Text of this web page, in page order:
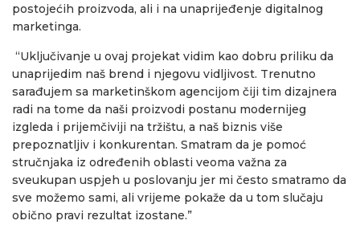
postojećih proizvoda, ali i na unaprijeđenje digitalnog
marketinga.
“Uključivanje u ovaj projekat vidim kao dobru priliku da
unaprijedim naš brend i njegovu vidljivost. Trenutno
sarađujem sa marketinškom agencijom čiji tim dizajnera
radi na tome da naši proizvodi postanu modernijeg
izgleda i prijemčiviji na tržištu, a naš biznis više
prepoznatljiv i konkurentan. Smatram da je pomoć
stručnjaka iz određenih oblasti veoma važna za
sveukupan uspjeh u poslovanju jer mi često smatramo da
sve možemo sami, ali vrijeme pokaže da u tom slučaju
obično pravi rezultat izostane.”